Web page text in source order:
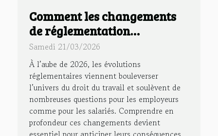
Comment les changements
de réglementation
impactent les contrats de
travail en 2026 ?
Samedi 21/03/2026
À l’aube de 2026, les évolutions
réglementaires viennent bouleverser
l’univers du droit du travail et soulèvent de
nombreuses questions pour les employeurs
comme pour les salariés. Comprendre en
profondeur ces changements devient